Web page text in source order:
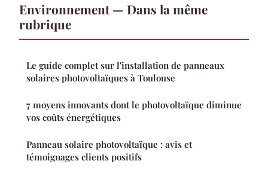
Environnement — Dans la même
rubrique
Le guide complet sur l'installation de panneaux
solaires photovoltaïques à Toulouse
7 moyens innovants dont le photovoltaïque diminue
vos coûts énergétiques
Panneau solaire photovoltaïque : avis et
témoignages clients positifs